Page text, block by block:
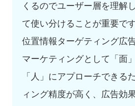
くるのでユーザー層を理解
て使い分けることが重要です
位置情報ターゲティング広
マーケティングとして「面
「人」にアプローチできる
ィング精度が高く、広告効